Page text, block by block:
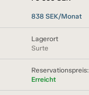
838 SEK/Monat
Lagerort
Surte
Reservationspreis:
Erreicht